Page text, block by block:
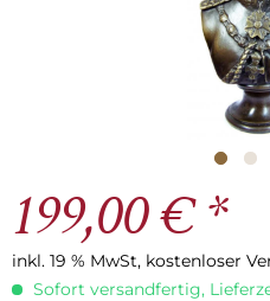
199,00 € *
inkl. 19 % MwSt, kostenloser
Sofort versandfertig,